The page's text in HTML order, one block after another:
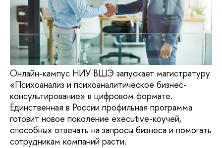
Онлайн-кампус НИУ ВШЭ запускает магистратуру
«Психоанализ и психоаналитическое бизнес-
консультирование» в цифровом формате.
Единственная в России профильная программа
готовит новое поколение executive-коучей,
способных отвечать на запросы бизнеса и помогать
сотрудникам компаний расти.